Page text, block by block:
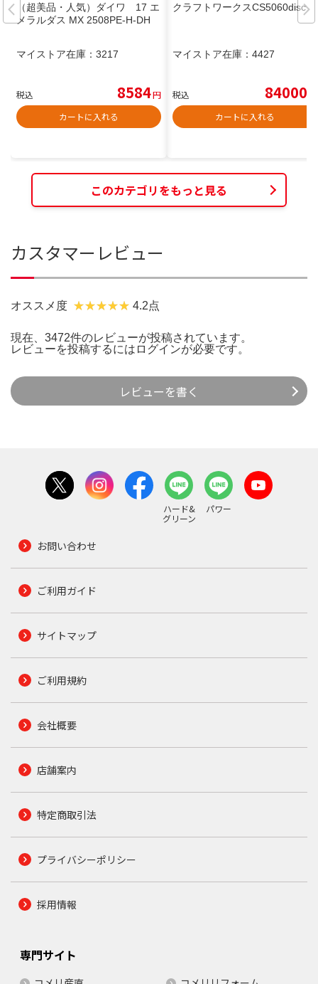
（超美品・人気）ダイワ 17 エ
メラルダス MX 2508PE-H-DH
マイストア在庫： 3217
税込 8584円
カートに入れる
クラフトワークスCS5060disc
マイストア在庫： 4427
税込 84000
カートに入れる
このカテゴリをもっと見る
カスタマーレビュー
オススメ度 4.2点
現在、3472件のレビューが投稿されています。
レビューを投稿するには ログインが必要です。
レビューを書く
ハード&
グリーン
パワー
お問い合わせ
ご利用ガイド
サイトマップ
ご利用規約
会社概要
店舗案内
特定商取引法
プライバシーポリシー
採用情報
専門サイト